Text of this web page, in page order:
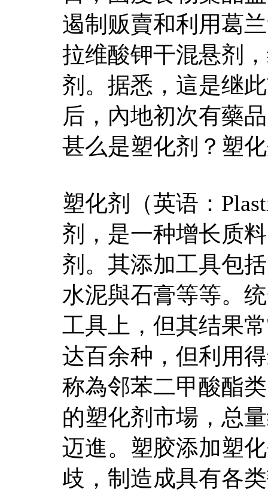
遏制贩賣和利用葛
拉维酸钾干混悬剂
剂。据悉，這是继
后，內地初次有藥
甚么是塑化剂？塑
塑化剂（英语：
剂，是一种增长质
剂。其添加工具包
水泥與石膏等等。
工具上，但其结果
达百余种，但利用
称為邻苯二甲酸酯
的塑化剂市場，总
迈進。塑胶添加塑
歧，制造成具有各